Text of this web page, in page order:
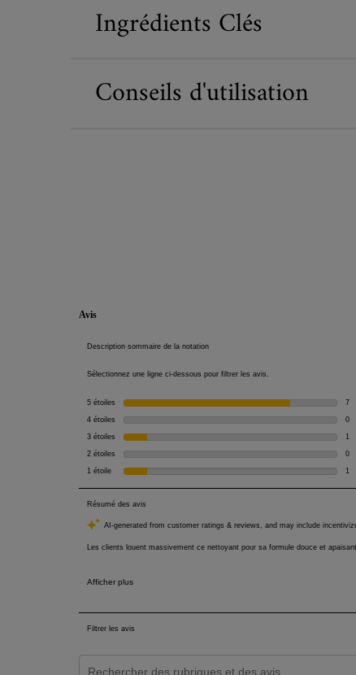
Ingrédients Clés
Conseils d'utilisation